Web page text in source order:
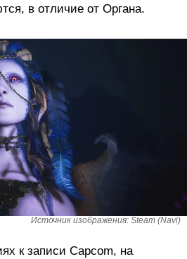
в отличие от Органа.
Источник изображения: Steam (Navi)
к записи Capcom, на